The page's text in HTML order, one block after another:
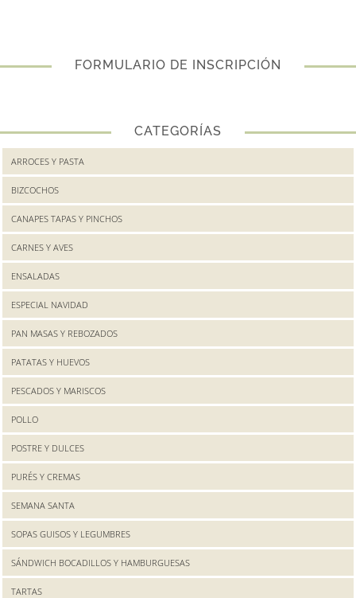
FORMULARIO DE INSCRIPCIÓN
CATEGORÍAS
ARROCES Y PASTA
BIZCOCHOS
CANAPES TAPAS Y PINCHOS
CARNES Y AVES
ENSALADAS
ESPECIAL NAVIDAD
PAN MASAS Y REBOZADOS
PATATAS Y HUEVOS
PESCADOS Y MARISCOS
POLLO
POSTRE Y DULCES
PURÉS Y CREMAS
SEMANA SANTA
SOPAS GUISOS Y LEGUMBRES
SÁNDWICH BOCADILLOS Y HAMBURGUESAS
TARTAS